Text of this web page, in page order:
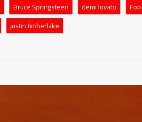
Bruce Springsteen demi lovato
justin timberlake